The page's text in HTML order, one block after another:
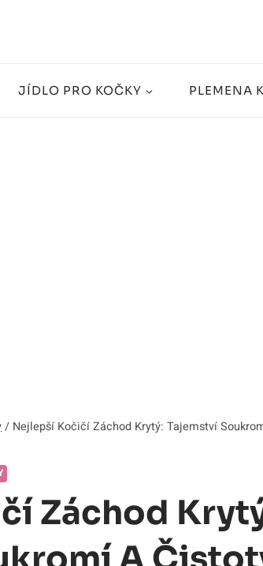
JÍDLO PRO KOČKY PLEMENA
/ Nejlepší Kočičí Záchod Krytý: Tajemství
Záchod